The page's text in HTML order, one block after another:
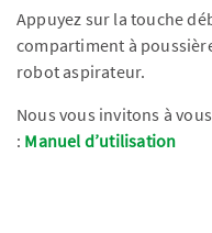
Appuyez sur la touche
compartiment à
robot aspirateur.
Nous vous invitons à
: Manuel d’utilisation